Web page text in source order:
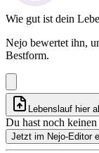
Wie gut ist dein
Nejo bewertet ihn,
Bestform.
Lebenslauf hier
Du hast noch
Jetzt im Nejo-Editor